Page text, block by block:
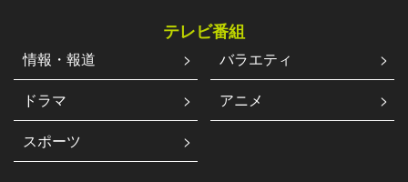
テレビ番組
情報・報道
バラエティ
ドラマ
アニメ
スポーツ